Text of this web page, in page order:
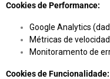
Cookies de Performance:
Google Analytics
Métricas de
Monitoramento de
Cookies de Funcionalidade: